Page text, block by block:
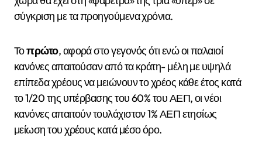
σύγκριση με τα προηγούμενα χρόνια.
Τοπρώτο, αφορά στο γεγονός ότι ενώ οι παλαιοί
κανόνες απαιτούσαν από τα κράτη- μέλη με υψηλά
επίπεδα χρέους να μειώνουν το χρέος κάθε έτος κατά
το 1/20 της υπέρβασης του 60% του ΑΕΠ, οι νέοι
κανόνες απαιτούν τουλάχιστον 1% ΑΕΠ ετησίως
μείωση του χρέους κατά μέσο όρο.